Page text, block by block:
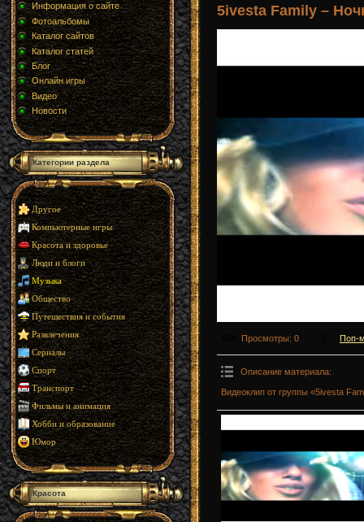
Информация о сайте
Фотоальбомы
Каталог сайтов
Каталог статей
Блог
Онлайн игры
Видео
Новости
Категории раздела
Другое
Компьютерные игры
Красота и здоровье
Люди и блоги
Музыка
Общество
Путешествия и события
Развлечения
Сериалы
Спорт
Транспорт
Фильмы и анимация
Хобби и образование
Юмор
Красота
5ivesta Family –
Просмотры: 0 Поп-
Описание материала:
Видеоклип от группы «5ivesta